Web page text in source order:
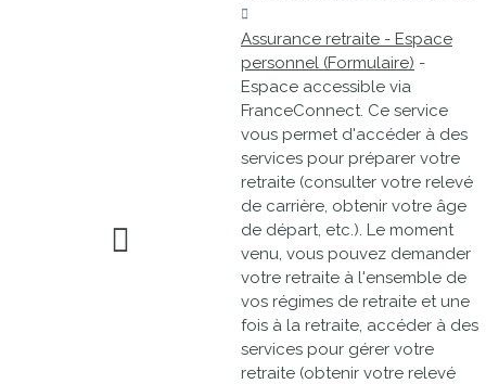
Assurance retraite - Espace
personnel (Formulaire) -
Espace accessible via
FranceConnect. Ce service
vous permet d'accéder à des
services pour préparer votre
retraite (consulter votre relevé
de carrière, obtenir votre âge
de départ, etc.). Le moment
venu, vous pouvez demander
votre retraite à l'ensemble de
vos régimes de retraite et une
fois à la retraite, accéder à des
services pour gérer votre
retraite (obtenir votre relevé